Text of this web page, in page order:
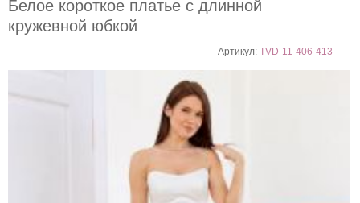
Белое короткое платье с длинной
кружевной юбкой
Артикул:TVD-11-406-413